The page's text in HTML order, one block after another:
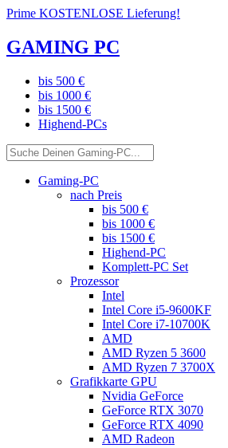
Prime KOSTENLOSE Lieferung!
GAMING PC
bis 500 €
bis 1000 €
bis 1500 €
Highend-PCs
Gaming-PC
nach Preis
bis 500 €
bis 1000 €
bis 1500 €
Highend-PC
Komplett-PC Set
Prozessor
Intel
Intel Core i5-9600KF
Intel Core i7-10700K
AMD
AMD Ryzen 5 3600
AMD Ryzen 7 3700X
Grafikkarte GPU
Nvidia GeForce
GeForce RTX 3070
GeForce RTX 4090
AMD Radeon